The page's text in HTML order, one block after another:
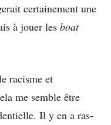
certainement une
à jouer les boat
racisme et
me semble être
Il y en a ras-